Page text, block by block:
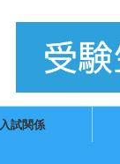
入試関係